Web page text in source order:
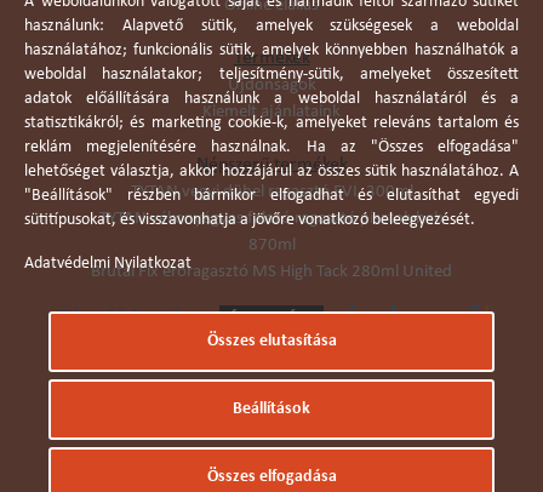
Online elállás
Termékek
Újdonságok
Kiemelt ajánlataink
Népszerű termékek
TYTAN vegyi dübel ragasztó EVI. 300ml
TYTAN vékonyágyas falazó ragasztó pisztolyhab
870ml
Brutál Fix erőragasztó MS High Tack 280ml United
Készítette:I.T.C. Kft.
használunk: Alapvető sütik, amelyek szükségesek a weboldal
használatához; funkcionális sütik, amelyek könnyebben használhatók a
weboldal használatakor; teljesítmény-sütik, amelyeket összesített
adatok előállítására használunk a weboldal használatáról és a
statisztikákról; és marketing cookie-k, amelyeket releváns tartalom és
reklám megjelenítésére használnak. Ha az "Összes elfogadása"
lehetőséget választja, akkor hozzájárul az összes sütik használatához. A
"Beállítások" részben bármikor elfogadhat és elutasíthat egyedi
sütitípusokat, és visszavonhatja a jövőre vonatkozó beleegyezését.
Adatvédelmi Nyilatkozat
Összes elutasítása
Beállítások
Összes elfogadása